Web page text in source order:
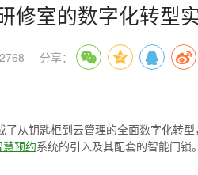
&照片采集一体化平台
修室的数字化转型
分享：
从钥匙柜到云管理的全面数字化转
慧预约系统的引入及其配套的智能门锁。